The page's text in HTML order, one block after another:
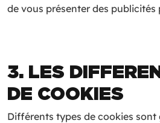
de vous présenter des
3. LES
DE COOKIES
Différents types de cookies sont